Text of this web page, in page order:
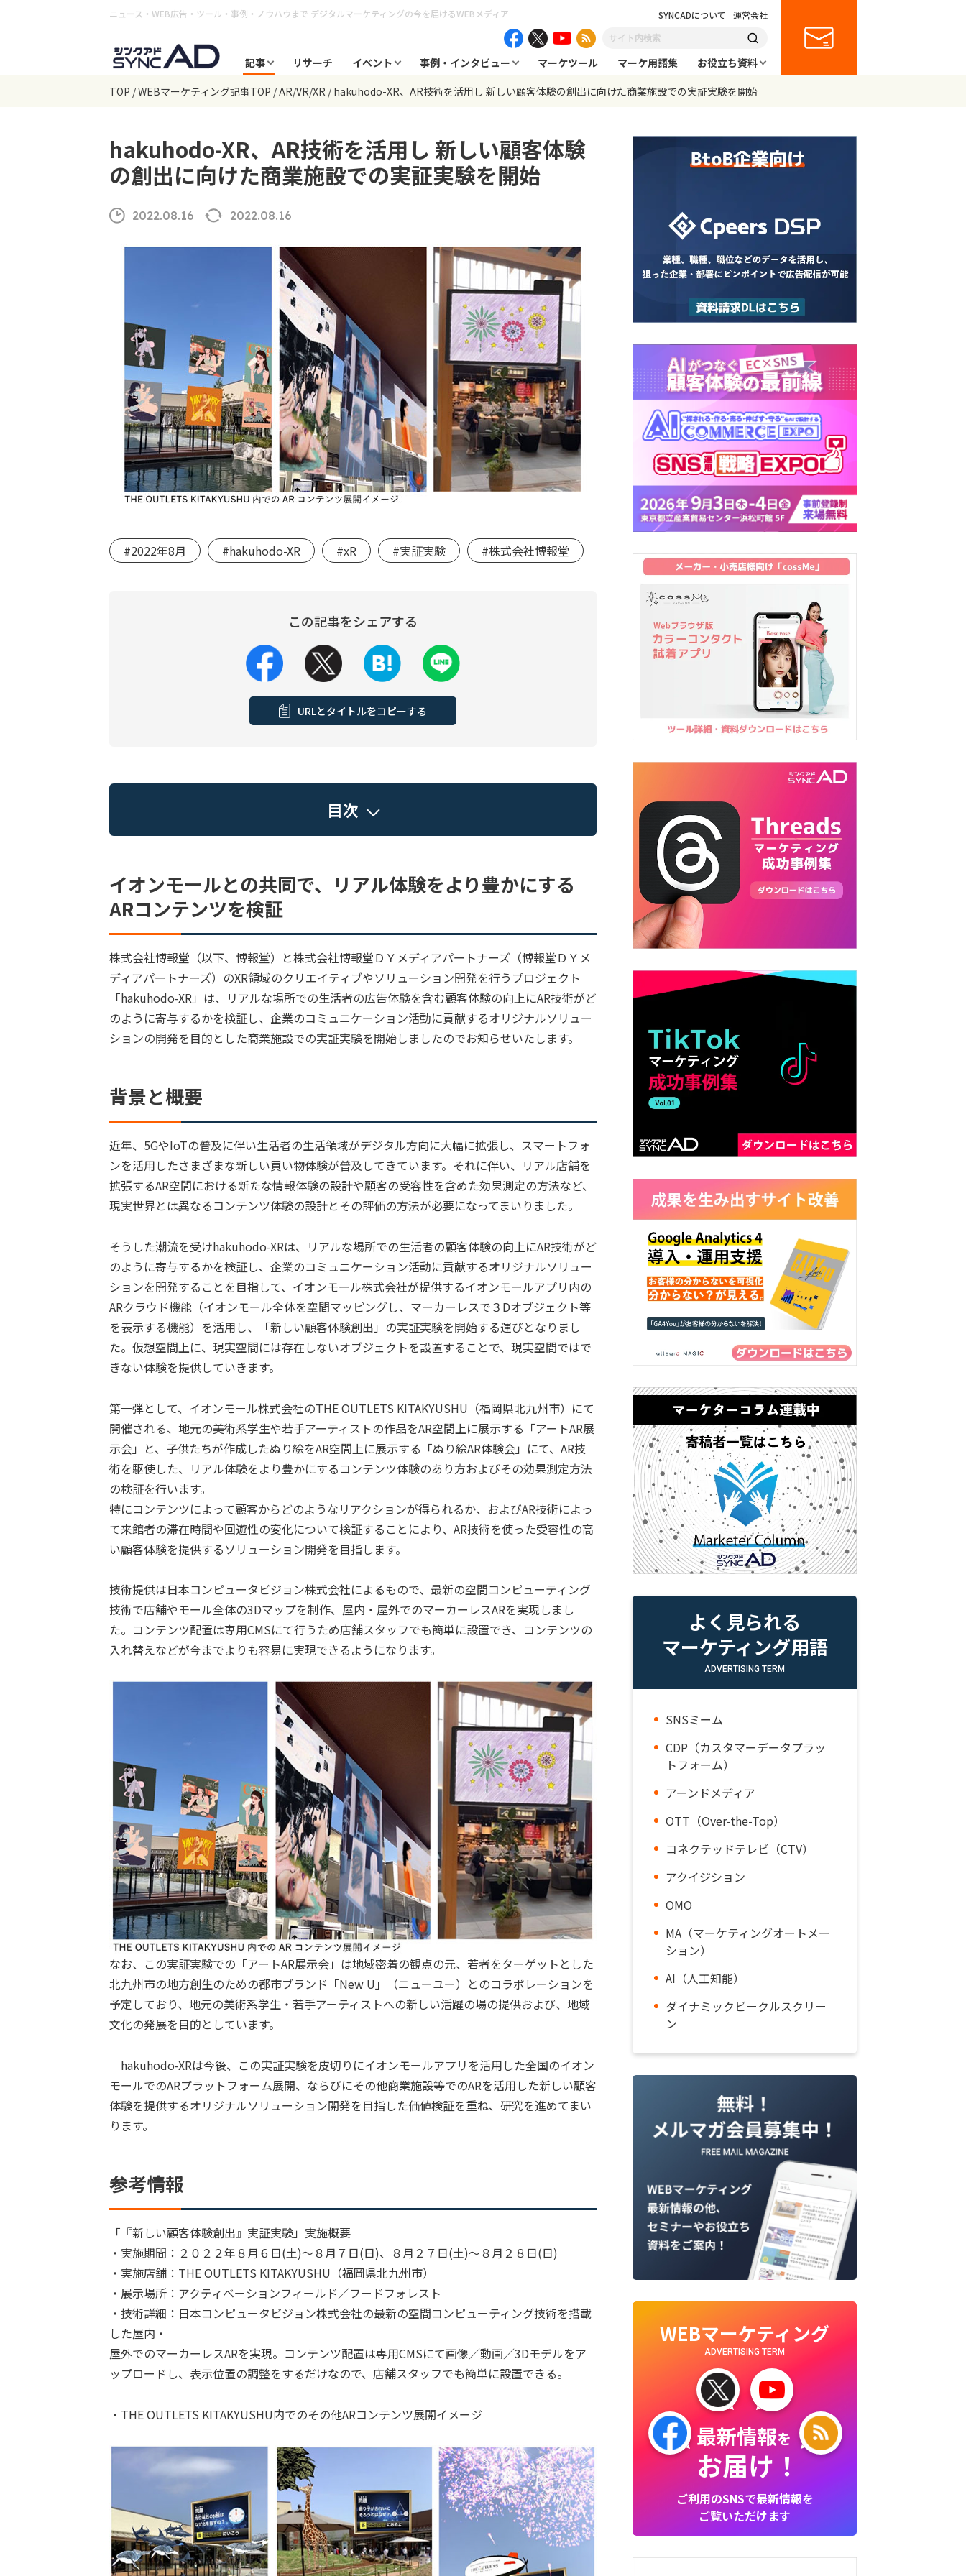
ニュース・WEB広告・ツール・事例・ノウハウまで デジタルマーケティングの今を届けるWEBメディア SYNCADについて 運営会社
記事 リサーチ イベント 事例・インタビュー マーケツール マーケ用語集
お役立ち資料
TOP WEBマーケティング記事TOP AR/VR/XR hakuhodo-XR、AR技術を活用し 新しい顧客体験の創出に向けた商業施設での実証実験を開始
hakuhodo-XR、AR技術を活用し 新しい顧客体験
の創出に向けた商業施設での実証実験を開始
2022.08.16 2022.08.16
#2022年8月 #hakuhodo-XR #xR #実証実験 #株式会社博報堂
この記事をシェアする
URLとタイトルをコピーする
目次
イオンモールとの共同で、リアル体験をより豊かにする
ARコンテンツを検証
株式会社博報堂（以下、博報堂）と株式会社博報堂ＤＹメディアパートナーズ（博報堂ＤＹメ
ディアパートナーズ）のXR領域のクリエイティブやソリューション開発を行うプロジェクト
「hakuhodo-XR」は、リアルな場所での生活者の広告体験を含む顧客体験の向上にAR技術がど
のように寄与するかを検証し、企業のコミュニケーション活動に貢献するオリジナルソリュー
ションの開発を目的とした商業施設での実証実験を開始しましたのでお知らせいたします。
背景と概要
近年、5GやIoTの普及に伴い生活者の生活領域がデジタル方向に大幅に拡張し、スマートフォ
ンを活用したさまざまな新しい買い物体験が普及してきています。それに伴い、リアル店舗を
拡張するAR空間における新たな情報体験の設計や顧客の受容性を含めた効果測定の方法など、
現実世界とは異なるコンテンツ体験の設計とその評価の方法が必要になってまいりました。
そうした潮流を受けhakuhodo-XRは、リアルな場所での生活者の顧客体験の向上にAR技術がど
のように寄与するかを検証し、企業のコミュニケーション活動に貢献するオリジナルソリュー
ションを開発することを目指して、イオンモール株式会社が提供するイオンモールアプリ内の
ARクラウド機能（イオンモール全体を空間マッピングし、マーカーレスで３Dオブジェクト等
を表示する機能）を活用し、「新しい顧客体験創出」の実証実験を開始する運びとなりまし
た。仮想空間上に、現実空間には存在しないオブジェクトを設置することで、現実空間ではで
きない体験を提供していきます。
第一弾として、イオンモール株式会社のTHE OUTLETS KITAKYUSHU（福岡県北九州市）にて
開催される、地元の美術系学生や若手アーティストの作品をAR空間上に展示する「アートAR展
示会」と、子供たちが作成したぬり絵をAR空間上に展示する「ぬり絵AR体験会」にて、AR技
術を駆使した、リアル体験をより豊かにするコンテンツ体験のあり方およびその効果測定方法
の検証を行います。
特にコンテンツによって顧客からどのようなリアクションが得られるか、およびAR技術によっ
て来館者の滞在時間や回遊性の変化について検証することにより、AR技術を使った受容性の高
い顧客体験を提供するソリューション開発を目指します。
技術提供は日本コンピュータビジョン株式会社によるもので、最新の空間コンピューティング
技術で店舗やモール全体の3Dマップを制作、屋内・屋外でのマーカーレスARを実現しまし
た。コンテンツ配置は専用CMSにて行うため店舗スタッフでも簡単に設置でき、コンテンツの
入れ替えなどが今までよりも容易に実現できるようになります。
なお、この実証実験での「アートAR展示会」は地域密着の観点の元、若者をターゲットとした
北九州市の地方創生のための都市ブランド「New U」（ニューユー）とのコラボレーションを
予定しており、地元の美術系学生・若手アーティストへの新しい活躍の場の提供および、地域
文化の発展を目的としています。
hakuhodo-XRは今後、この実証実験を皮切りにイオンモールアプリを活用した全国のイオン
モールでのARプラットフォーム展開、ならびにその他商業施設等でのARを活用した新しい顧客
体験を提供するオリジナルソリューション開発を目指した価値検証を重ね、研究を進めてまい
ります。
参考情報
「『新しい顧客体験創出』実証実験」実施概要
・実施期間：２０２２年８月６日(土)～８月７日(日)、８月２７日(土)～８月２８日(日)
・実施店舗：THE OUTLETS KITAKYUSHU（福岡県北九州市）
・展示場所：アクティベーションフィールド／フードフォレスト
・技術詳細：日本コンピュータビジョン株式会社の最新の空間コンピューティング技術を搭載
した屋内・
屋外でのマーカーレスARを実現。コンテンツ配置は専用CMSにて画像／動画／3Dモデルをア
ップロードし、表示位置の調整をするだけなので、店舗スタッフでも簡単に設置できる。
・THE OUTLETS KITAKYUSHU内でのその他ARコンテンツ展開イメージ
よく見られる
マーケティング用語
ADVERTISING TERM
SNSミーム
CDP（カスタマーデータプラッ
トフォーム）
アーンドメディア
OTT（Over-the-Top）
コネクテッドテレビ（CTV）
アクイジション
OMO
MA（マーケティングオートメー
ション）
AI（人工知能）
ダイナミックビークルスクリー
ン
WEBマーケティング
ADVERTISING TERM
最新情報を
お届け！
ご利用のSNSで最新情報を
ご覧いただけます